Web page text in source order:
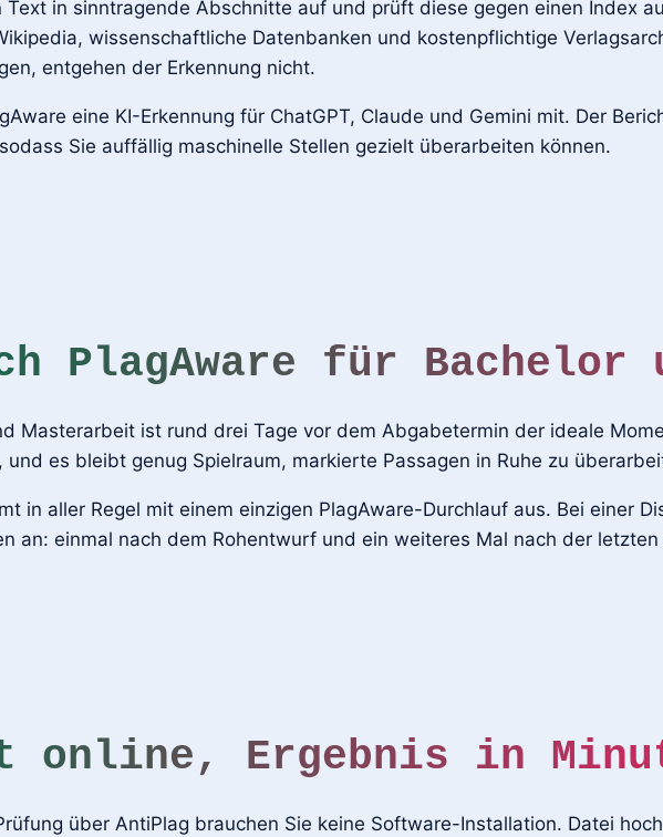
Text in sinntragende Abschnitte auf und prüft diese gegen einen Index
wissenschaftliche Datenbanken und kostenpflichtige
entgehen der Erkennung nicht.
eine KI-Erkennung für ChatGPT, Claude und Gemini mit. Der
Sie auffällig maschinelle Stellen gezielt überarbeiten können.
PlagAware für Bachelor
Masterarbeit ist rund drei Tage vor dem Abgabetermin der ideale
und es bleibt genug Spielraum, markierte Passagen in Ruhe zu
in aller Regel mit einem einzigen PlagAware-Durchlauf aus. Bei einer
an: einmal nach dem Rohentwurf und ein weiteres Mal nach der letzten
online, Ergebnis in
über AntiPlag brauchen Sie keine Software-Installation. Datei